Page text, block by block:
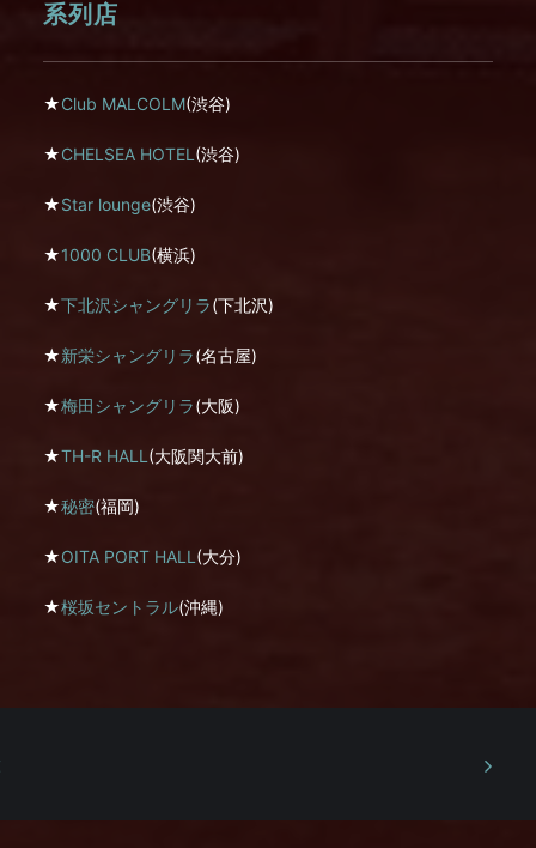
系列店
★Club MALCOLM(渋谷)
★CHELSEA HOTEL (渋谷)
★Star lounge(渋谷)
★1000 CLUB(横浜)
★下北沢シャングリラ(下北沢)
★新栄シャングリラ(名古屋)
★梅田シャングリラ(大阪)
★TH-R HALL (大阪関大前)
★秘密(福岡)
★OITA PORT HALL (大分)
★桜坂セントラル(沖縄)